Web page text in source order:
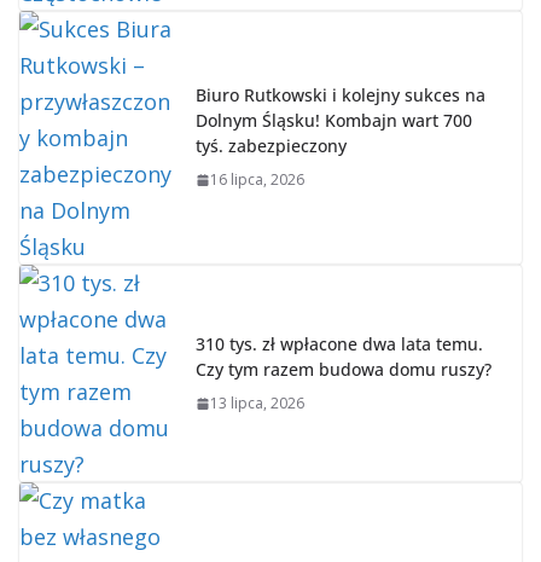
Biuro Rutkowski i kolejny sukces na
Dolnym Śląsku! Kombajn wart 700
tyś. zabezpieczony
16 lipca, 2026
310 tys. zł wpłacone dwa lata temu.
Czy tym razem budowa domu ruszy?
13 lipca, 2026